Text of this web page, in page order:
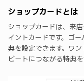
ショップカード
効果的な活用の
▼操作方法をマニ
ショップカードとは
ショップカードは、来
イントカードです。ゴ
典を設定できます。ワ
ピートにつながる特典